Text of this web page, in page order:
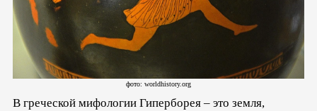
фото: worldhistory.org
В греческой мифологии Гиперборея – это земля,